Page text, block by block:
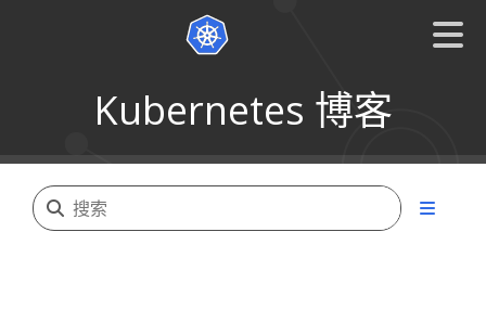
Kubernetes 博客